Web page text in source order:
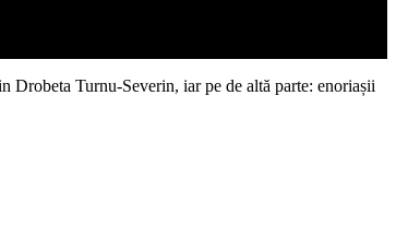
Turnu-Severin, iar pe de altă parte: enoriașii